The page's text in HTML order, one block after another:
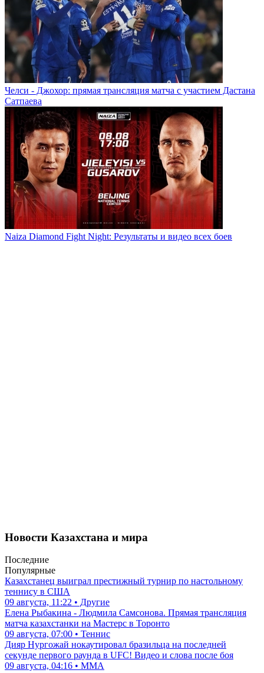
Челси - Джохор: прямая трансляция матча с участием Дастана
Сатпаева
Naiza Diamond Fight Night: Результаты и видео всех боев
Новости Казахстана и мира
Последние
Популярные
Казахстанец выиграл престижный турнир по настольному
теннису в США
09 августа, 11:22 • Другие
Елена Рыбакина - Людмила Самсонова. Прямая трансляция
матча казахстанки на Мастерс в Торонто
09 августа, 07:00 • Теннис
Дияр Нургожай нокаутировал бразильца на последней
секунде первого раунда в UFC! Видео и слова после боя
09 августа, 04:16 • ММА